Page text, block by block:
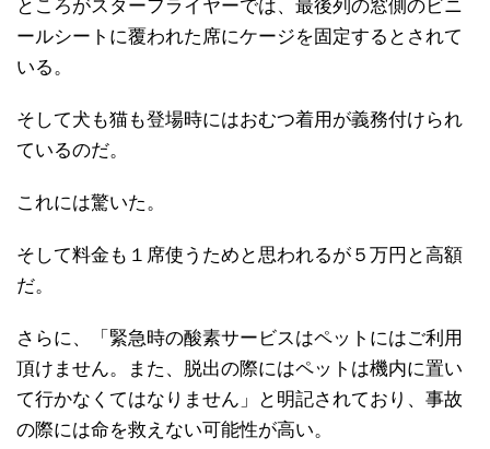
ところがスターフライヤーでは、最後列の窓側のビニ
ールシートに覆われた席にケージを固定するとされて
いる。
そして犬も猫も登場時にはおむつ着用が義務付けられ
ているのだ。
これには驚いた。
そして料金も１席使うためと思われるが５万円と高額
だ。
さらに、「緊急時の酸素サービスはペットにはご利用
頂けません。また、脱出の際にはペットは機内に置い
て行かなくてはなりません」と明記されており、事故
の際には命を救えない可能性が高い。